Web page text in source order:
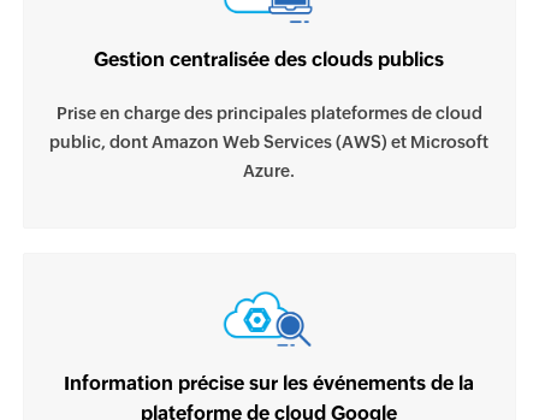
Gestion centralisée des clouds publics
Prise en charge des principales plateformes de cloud
public, dont Amazon Web Services (AWS) et Microsoft
Azure.
Information précise sur les événements de la
plateforme de cloud Google